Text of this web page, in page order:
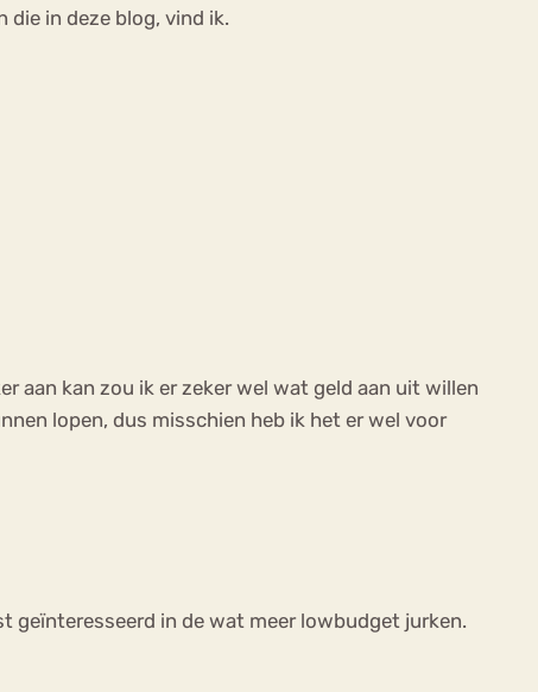
die in deze blog, vind ik.
aan kan zou ik er zeker wel wat geld aan uit willen
lopen, dus misschien heb ik het er wel voor
geïnteresseerd in de wat meer lowbudget jurken.